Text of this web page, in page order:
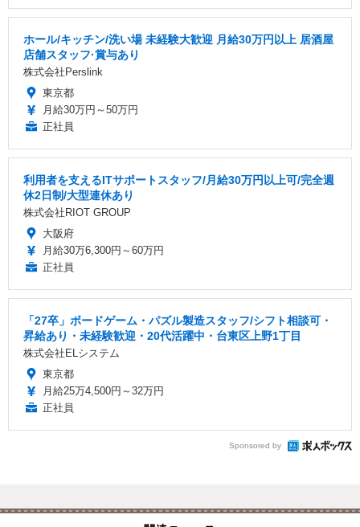
ホール/キッチン/洗い場 未経験大歓迎 月給30万円以上 居酒屋
店舗スタッフ·賞与あり
株式会社Perslink
東京都
月給30万円～50万円
正社員
利用者を支えるITサポートスタッフ/月給30万円以上可/完全週
休2日制/大型連休あり
株式会社RIOT GROUP
大阪府
月給30万6,300円～60万円
正社員
「27卒」ボードゲーム・パズル製造スタッフ/シフト相談可・
昇給あり・未経験歓迎・20代活躍中・台東区上野1丁目
株式会社ELシステム
東京都
月給25万4,500円～32万円
正社員
Sponsored by